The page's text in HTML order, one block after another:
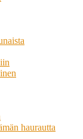
haurautta